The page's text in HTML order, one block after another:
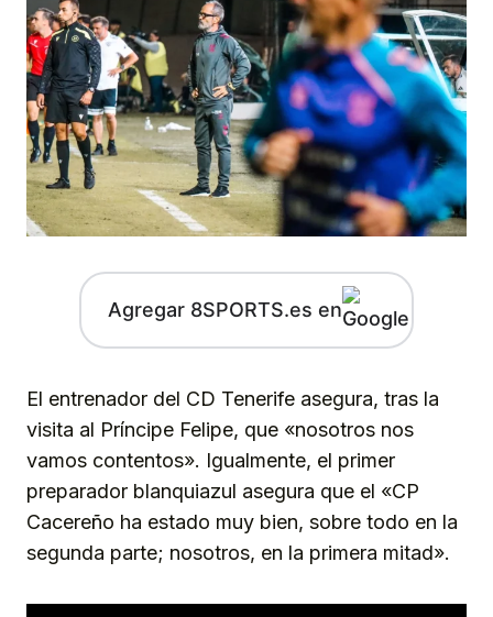
Agregar 8SPORTS.es en
El entrenador del CD Tenerife asegura, tras la
visita al Príncipe Felipe, que «nosotros nos
vamos contentos». Igualmente, el primer
preparador blanquiazul asegura que el «CP
Cacereño ha estado muy bien, sobre todo en la
segunda parte; nosotros, en la primera mitad».